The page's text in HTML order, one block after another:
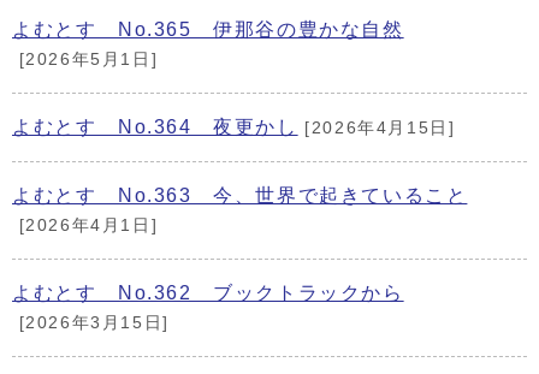
よむとす No.365 伊那谷の豊かな自然
[2026年5月1日]
よむとす No.364 夜更かし [2026年4月15日]
よむとす No.363 今、世界で起きていること
[2026年4月1日]
よむとす No.362 ブックトラックから
[2026年3月15日]